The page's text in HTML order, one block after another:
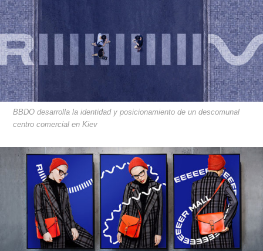
BBDO desarrolla la identidad y posicionamiento de un descomunal
centro comercial en Kiev